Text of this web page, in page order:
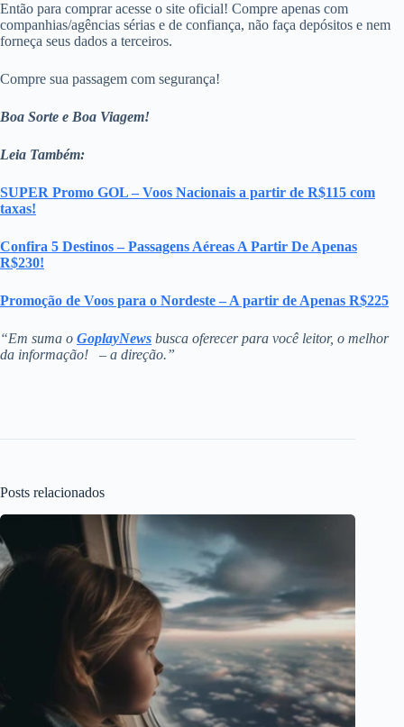
Então para comprar acesse o site oficial! Compre apenas com
companhias/agências sérias e de confiança, não faça depósitos e nem
forneça seus dados a terceiros.
Compre sua passagem com segurança!
Boa Sorte e Boa Viagem!
Leia Também:
SUPER Promo GOL – Voos Nacionais a partir de R$115 com
taxas!
Confira 5 Destinos – Passagens Aéreas A Partir De Apenas
R$230!
Promoção de Voos para o Nordeste – A partir de Apenas R$225
“Em suma o GoplayNews busca oferecer para você leitor, o melhor
da informação! – a direção.”
Posts relacionados